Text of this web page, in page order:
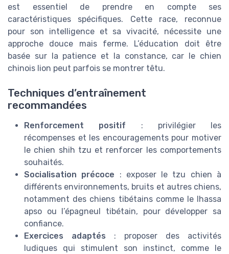
est essentiel de prendre en compte ses
caractéristiques spécifiques. Cette race, reconnue
pour son intelligence et sa vivacité, nécessite une
approche douce mais ferme. L’éducation doit être
basée sur la patience et la constance, car le chien
chinois lion peut parfois se montrer têtu.
Techniques d’entraînement
recommandées
Renforcement positif : privilégier les
récompenses et les encouragements pour motiver
le chien shih tzu et renforcer les comportements
souhaités.
Socialisation précoce : exposer le tzu chien à
différents environnements, bruits et autres chiens,
notamment des chiens tibétains comme le lhassa
apso ou l’épagneul tibétain, pour développer sa
confiance.
Exercices adaptés : proposer des activités
ludiques qui stimulent son instinct, comme le